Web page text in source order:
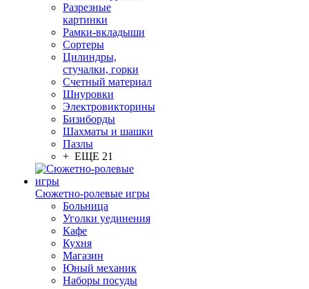
Разрезные
картинки
Рамки-вкладыши
Сортеры
Цилиндры,
стучалки, горки
Счетный материал
Шнуровки
Электровикторины
Бизиборды
Шахматы и шашки
Пазлы
+ ЕЩЕ 21
Сюжетно-ролевые игры
Больница
Уголки уединения
Кафе
Кухня
Магазин
Юный механик
Наборы посуды